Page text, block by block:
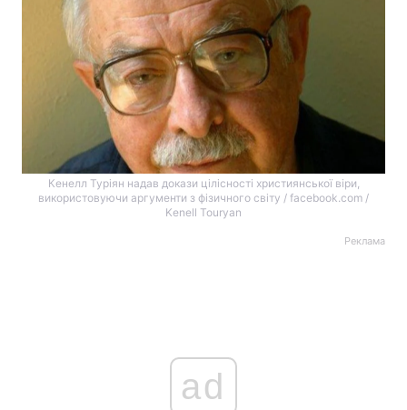
Кенелл Туріян надав докази цілісності християнської віри,
використовуючи аргументи з фізичного світу / facebook.com /
Kenell Touryan
Реклама
ad